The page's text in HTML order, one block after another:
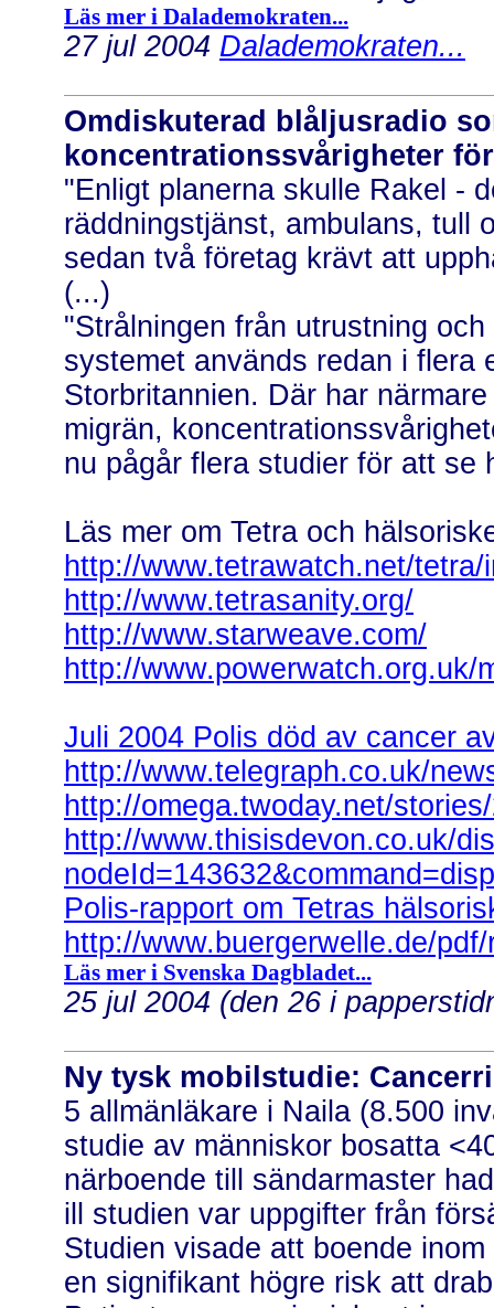
Läs mer i Dalademokraten...
27 jul 2004 Dalademokraten...
Omdiskuterad blåljusradio
koncentrationssvårigheter
"Enligt planerna skulle Rakel -
räddningstjänst, ambulans, tull
sedan två företag krävt att
(...)
"Strålningen från utrustning
systemet används redan i flera
Storbritannien. Där har
migrän,
nu pågår flera studier för att se
Läs mer om Tetra och
http://www.tetrawatch.net/tetra/
http://www.tetrasanity.org/
http://www.starweave.com/
http://www.powerwatch.org.uk/
Juli 2004 Polis död av cancer
http://www.telegraph.co.uk/
http://omega.twoday.net/
http://www.thisisdevon.co.uk/
Polis-rapport om Tetras
http://www.buergerwelle.de/
Läs mer i Svenska Dagbladet...
25 jul 2004 (den 26 i
Ny tysk mobilstudie:
5 allmänläkare i Naila (8.500
studie av människor bosatta
närboende till sändarmaster
ill studien var uppgifter från
Studien visade att boende
en signifikant högre risk att